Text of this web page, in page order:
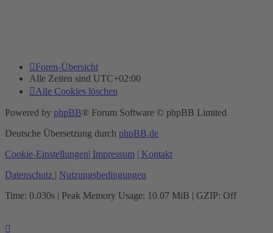
Foren-Übersicht
Alle Zeiten sind UTC+02:00
Alle Cookies löschen
Powered by phpBB® Forum Software © phpBB Limited
Deutsche Übersetzung durch phpBB.de
Cookie-Einstellungen| Impressum | Kontakt
Datenschutz | Nutzungsbedingungen
Time: 0.030s | Peak Memory Usage: 10.07 MiB | GZIP: Off